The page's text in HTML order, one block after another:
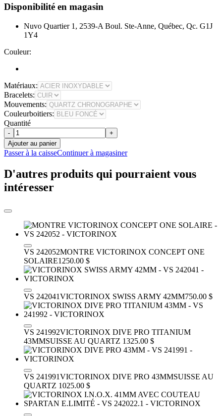
Disponibilité en magasin
Nuvo Quartier 1, 2539-A Boul. Ste-Anne, Québec, Qc. G1J
1Y4
Couleur:
Matériaux:
Bracelets:
Mouvements:
Couleurboitiers:
Quantité
-
+
Ajouter au panier
Passer à la caisseContinuer à magasiner
D'autres produits qui pourraient vous
intéresser
VS 242052MONTRE VICTORINOX CONCEPT ONE
SOLAIRE1250.00 $
VS 242041VICTORINOX SWISS ARMY 42MM750.00 $
VS 241992VICTORINOX DIVE PRO TITANIUM
43MMSUISSE AU QUARTZ 1325.00 $
VS 241991VICTORINOX DIVE PRO 43MMSUISSE AU
QUARTZ 1025.00 $